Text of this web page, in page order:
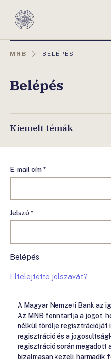
Magyar
MNB
AKTUÁLIS
BELÉPÉS
Belépés
Kiemelt témák
E-mail cím *
Jelszó *
Belépés
Elfelejtette jelszavát?
A Magyar Nemzeti Bank az
Az MNB fenntartja a jogot,
nélkül törölje regisztrációját
regisztráció és a
regisztráció során megadott
bizalmasan kezeli, harmadik